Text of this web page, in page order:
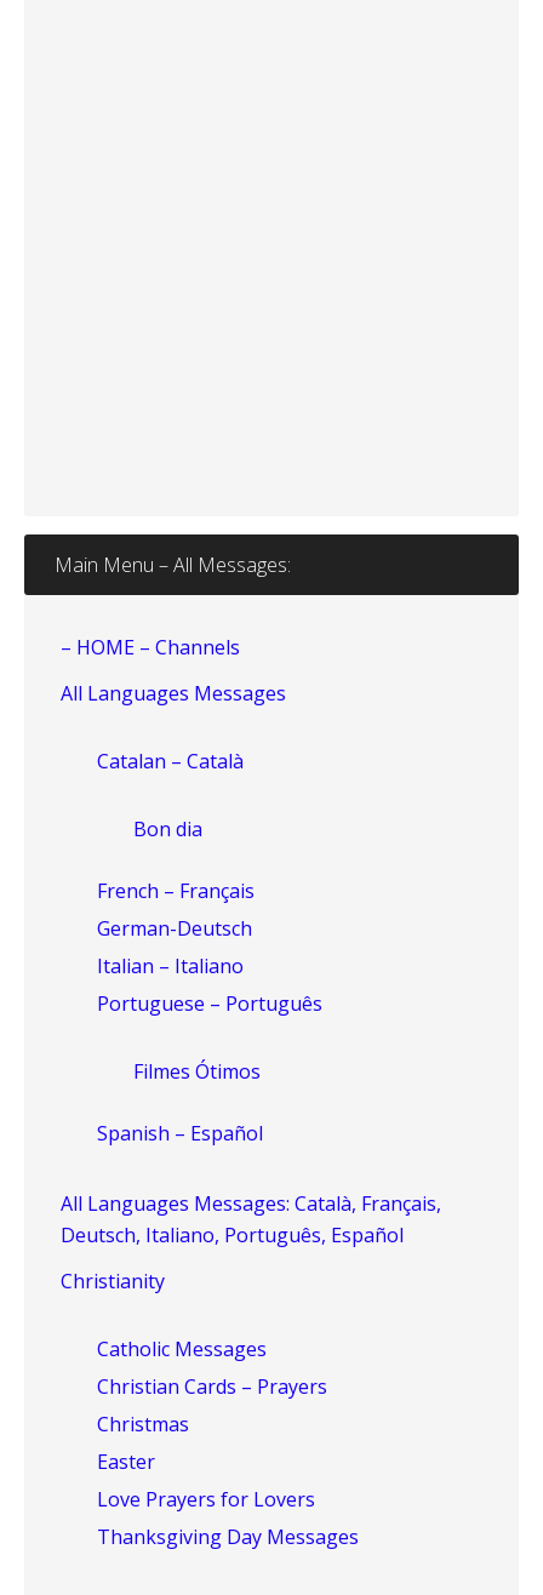
Main Menu – All Messages:
– HOME – Channels
All Languages Messages
Catalan – Català
Bon dia
French – Français
German-Deutsch
Italian – Italiano
Portuguese – Português
Filmes Ótimos
Spanish – Español
All Languages Messages: Català, Français,
Deutsch, Italiano, Português, Español
Christianity
Catholic Messages
Christian Cards – Prayers
Christmas
Easter
Love Prayers for Lovers
Thanksgiving Day Messages